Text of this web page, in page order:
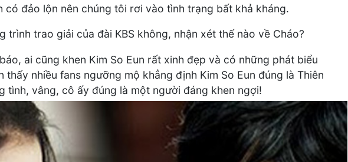
có đảo lộn nên chúng tôi rơi vào tình trạng bất khả kháng.
trình trao giải của đài KBS không, nhận xét thế nào về Cháo?
ai cũng khen Kim So Eun rất xinh đẹp và có những phát biểu
thấy nhiều fans ngưỡng mộ khẳng định Kim So Eun đúng là Thiên
tình, vâng, cô ấy đúng là một người đáng khen ngợi!